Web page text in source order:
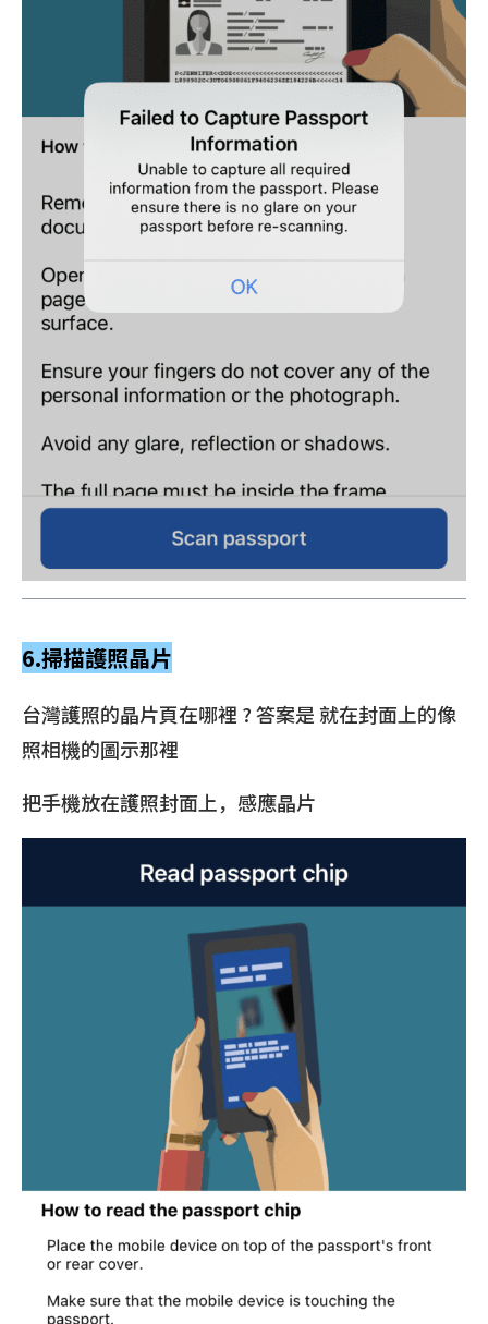
6.掃描護照晶片
台灣護照的晶片頁在哪裡 ? 答案是 就在封面上的像
照相機的圖示那裡
把手機放在護照封面上，感應晶片